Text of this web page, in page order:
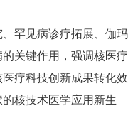
罕见病诊疗拓展、伽玛
关键作用，强调核医疗
疗科技创新成果转化效
核技术医学应用新生